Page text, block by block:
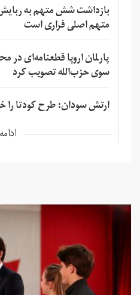
بازداشت شش متهم به
متهم اصلی فراری است
پارلمان اروپا قطعنامه‌ای
سوی حزب‌الله تصویب کرد
ارتش سودان: طرح کودتا را